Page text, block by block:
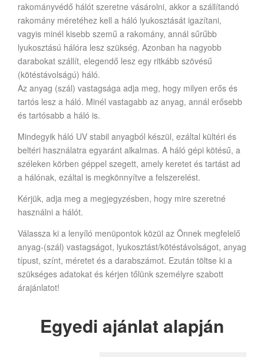
rakományvédő hálót szeretne vásárolni, akkor a szállítandó
rakomány méretéhez kell a háló lyukosztását igazítani,
vagyis minél kisebb szemű a rakomány, annál sűrűbb
lyukosztású hálóra lesz szükség. Azonban ha nagyobb
darabokat szállít, elegendő lesz egy ritkább szövésű
(kötéstávolságú) háló.
Az anyag (szál) vastagsága adja meg, hogy milyen erős és
tartós lesz a háló. Minél vastagabb az anyag, annál erősebb
és tartósabb a háló is.
Mindegyik háló UV stabil anyagból készül, ezáltal kültéri és
beltéri használatra egyaránt alkalmas. A háló gépi kötésű, a
széleken körben géppel szegett, amely keretet és tartást ad
a hálónak, ezáltal is megkönnyítve a felszerelést.
Kérjük, adja meg a megjegyzésben, hogy mire szeretné
használni a hálót.
Válassza ki a lenyíló menüpontok közül az Önnek megfelelő
anyag-(szál) vastagságot, lyukosztást/kötéstávolságot, anyag
típust, színt, méretet és a darabszámot. Ezután töltse ki a
szükséges adatokat és kérjen tőlünk személyre szabott
árajánlatot!
Egyedi ajánlat alapján